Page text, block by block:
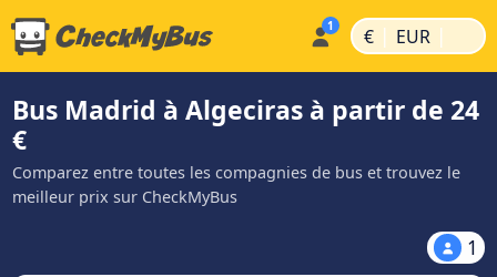
€ | EUR |
Bus Madrid à Algeciras à partir de 24
€
Comparez entre toutes les compagnies de bus et trouvez le
meilleur prix sur CheckMyBus
1